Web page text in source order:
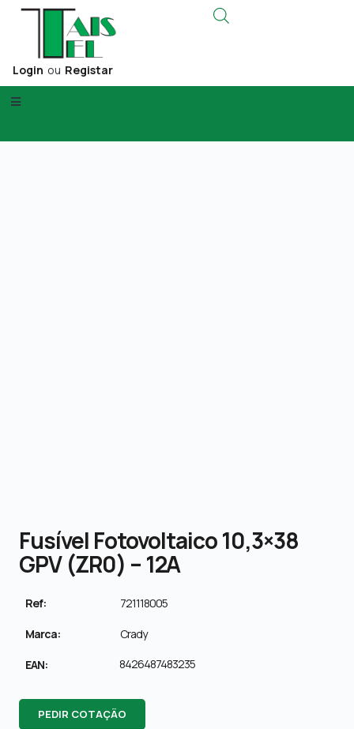
Login ou Registar
Fusível Fotovoltaico 10,3×38
GPV (ZR0) – 12A
Ref: 721118005
Marca: Crady
EAN: 8426487483235
PEDIR COTAÇÃO